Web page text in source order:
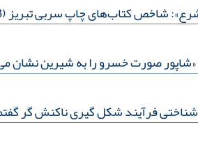
شاخص کتاب‌های چاپ سربی تبریز (1243-1252 ق.)
صورت خسرو را به شیرین نشان
فرآیند شکل گیری ناکنش گر